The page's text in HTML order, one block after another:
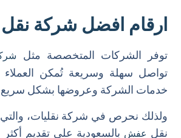
ارقام افضل شركة نقل
توفر الشركات المتخصصة مثل
تواصل سهلة وسريعة تُمكن
خدمات الشركة وعروضها بشكل
ولذلك نحرص في شركة نقليات،
نقل عفش بالسعودية على تقديم